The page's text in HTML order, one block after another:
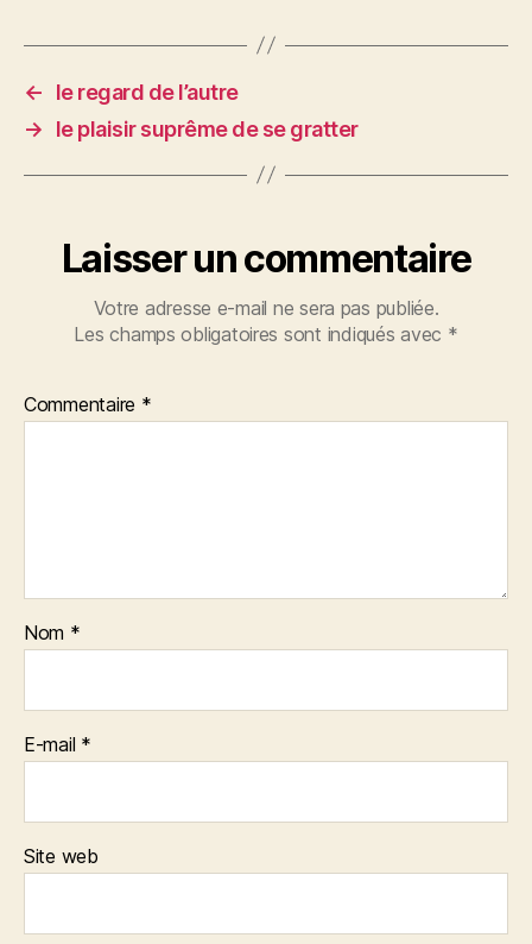
b
o
o
k
t
g
←
le regard de l’autre
→
le plaisir suprême de se gratter
Laisser un commentaire
Votre adresse e-mail ne sera pas publiée.
Les champs obligatoires sont indiqués avec *
Commentaire *
Nom *
E-mail *
Site web